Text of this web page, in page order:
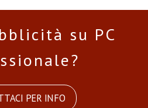
su PC
PER INFO